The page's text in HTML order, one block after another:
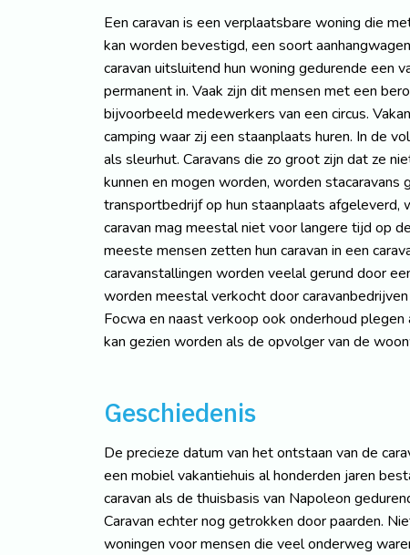
Een caravan is een verplaatsbare woning die
kan worden bevestigd, een soort
caravan uitsluitend hun woning gedurende een
permanent in. Vaak zijn dit mensen met een
bijvoorbeeld medewerkers van een circus.
camping waar zij een staanplaats huren. In de
als sleurhut. Caravans die zo groot zijn dat ze
kunnen en mogen worden, worden stacaravans
transportbedrijf op hun staanplaats afgeleverd,
caravan mag meestal niet voor langere tijd op
meeste mensen zetten hun caravan in een
caravanstallingen worden veelal gerund door
worden meestal verkocht door
Focwa en naast verkoop ook onderhoud plegen
kan gezien worden als de opvolger van de
Geschiedenis
De precieze datum van het ontstaan van de
een mobiel vakantiehuis al honderden jaren
caravan als de thuisbasis van Napoleon
Caravan echter nog getrokken door paarden.
woningen voor mensen die veel onderweg